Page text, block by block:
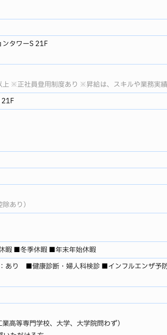
タワーS 21F
※正社員登用制度あり ※昇給は、スキルや業務実績
21F
あり）
暇 ■冬季休暇 ■年末年始休暇
あり ■健康診断・婦人科検診 ■インフルエンザ
高等専門学校、大学、大学院問わず）